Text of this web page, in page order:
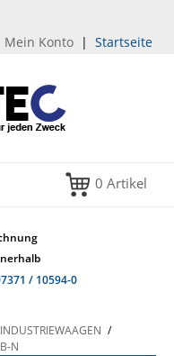
Startseite
|
Mein Konto
0 Artikel
/ 10594-0
INDUSTRIEWAAGEN /
N